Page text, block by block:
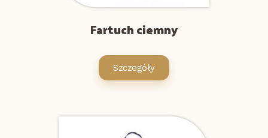
Fartuch ciemny
Szczegóły